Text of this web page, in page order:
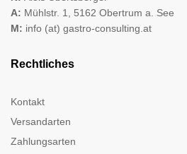
A: Mühlstr. 1, 5162 Obertrum a. See
M: info (at) gastro-consulting.at
Rechtliches
Kontakt
Versandarten
Zahlungsarten